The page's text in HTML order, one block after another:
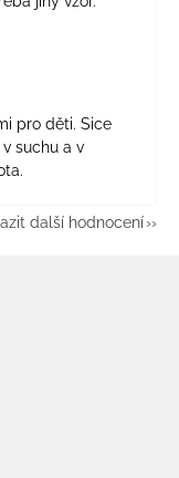
5 hvězdiček.
pro děti. Sice
suchu a v
další hodnocení